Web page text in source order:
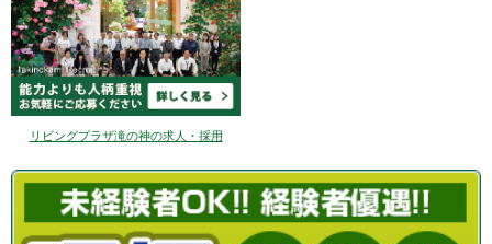
リビングプラザ滝の神の求人・採用